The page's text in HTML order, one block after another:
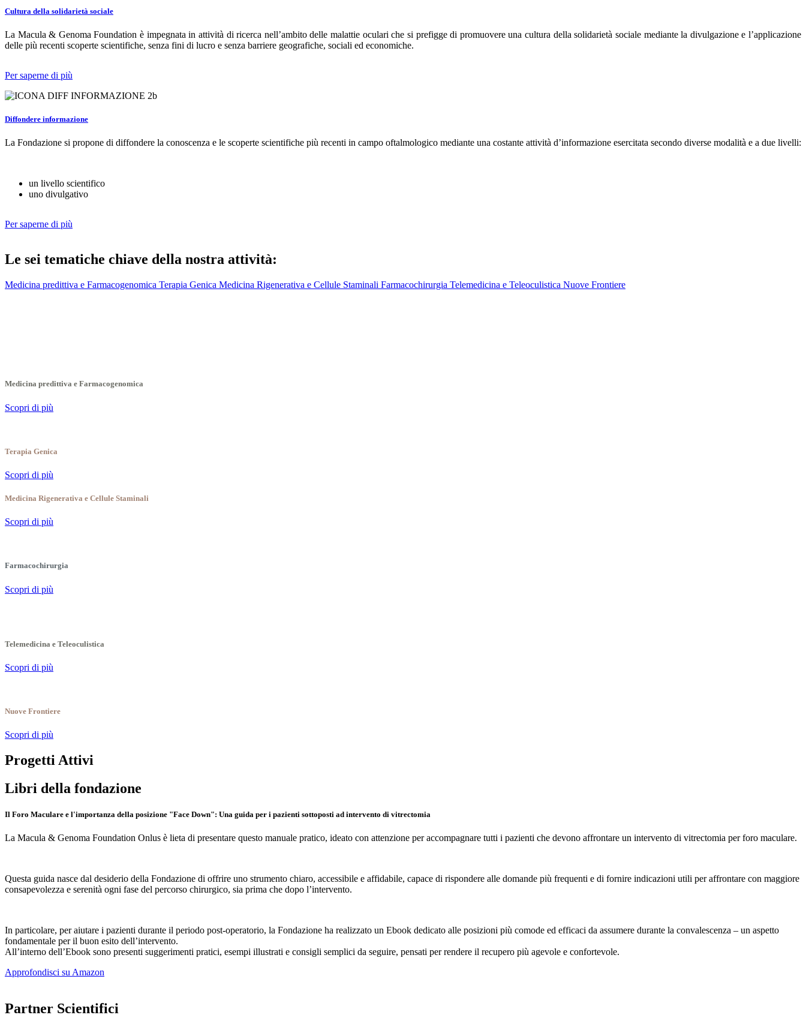
Cultura della solidarietà sociale
La Macula & Genoma Foundation è impegnata in attività di ricerca nell’ambito delle malattie oculari che si prefigge di promuovere una cultura della solidarietà sociale mediante la divulgazione e l’applicazione
delle più recenti scoperte scientifiche, senza fini di lucro e senza barriere geografiche, sociali ed economiche.
Per saperne di più
Diffondere informazione
La Fondazione si propone di diffondere la conoscenza e le scoperte scientifiche più recenti in campo oftalmologico mediante una costante attività d’informazione esercitata secondo diverse modalità e a due livelli:
un livello scientifico
uno divulgativo
Per saperne di più
Le sei tematiche chiave della nostra attività:
Medicina predittiva e Farmacogenomica Terapia Genica Medicina Rigenerativa e Cellule Staminali Farmacochirurgia Telemedicina e Teleoculistica Nuove Frontiere
Medicina predittiva e Farmacogenomica
Scopri di più
Terapia Genica
Scopri di più
Medicina Rigenerativa e Cellule Staminali
Scopri di più
Farmacochirurgia
Scopri di più
Telemedicina e Teleoculistica
Scopri di più
Nuove Frontiere
Scopri di più
Progetti Attivi
Libri della fondazione
Il Foro Maculare e l'importanza della posizione "Face Down": Una guida per i pazienti sottoposti ad intervento di vitrectomia
La Macula & Genoma Foundation Onlus è lieta di presentare questo manuale pratico, ideato con attenzione per accompagnare tutti i pazienti che devono affrontare un intervento di vitrectomia per foro maculare.
Questa guida nasce dal desiderio della Fondazione di offrire uno strumento chiaro, accessibile e affidabile, capace di rispondere alle domande più frequenti e di fornire indicazioni utili per affrontare con maggiore
consapevolezza e serenità ogni fase del percorso chirurgico, sia prima che dopo l’intervento.
In particolare, per aiutare i pazienti durante il periodo post-operatorio, la Fondazione ha realizzato un Ebook dedicato alle posizioni più comode ed efficaci da assumere durante la convalescenza – un aspetto
fondamentale per il buon esito dell’intervento.
All’interno dell’Ebook sono presenti suggerimenti pratici, esempi illustrati e consigli semplici da seguire, pensati per rendere il recupero più agevole e confortevole.
Approfondisci su Amazon
Partner Scientifici